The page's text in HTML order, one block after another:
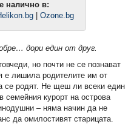
налично в:
Ozone.bg
дори един от друг.
но почти не се познават
е лишила родителите им от
се родят. Не щеш ли всеки един
семейния курорт на острова
– няма начин да не
да омилостивят старицата.